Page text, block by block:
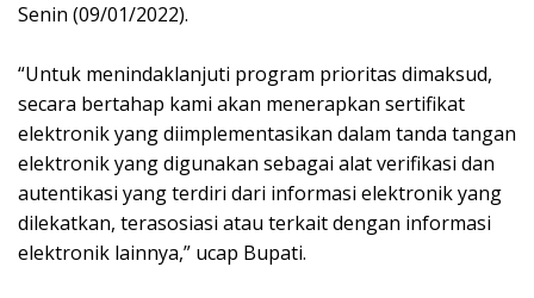
Senin (09/01/2022).
“Untuk menindaklanjuti program prioritas dimaksud,
secara bertahap kami akan menerapkan sertifikat
elektronik yang diimplementasikan dalam tanda tangan
elektronik yang digunakan sebagai alat verifikasi dan
autentikasi yang terdiri dari informasi elektronik yang
dilekatkan, terasosiasi atau terkait dengan informasi
elektronik lainnya,” ucap Bupati.